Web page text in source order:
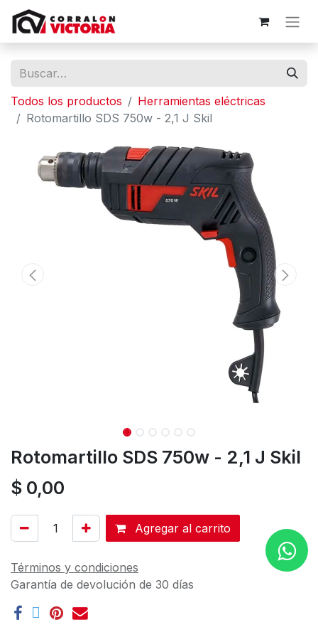
Todos los productos
Herramientas eléctricas
Rotomartillo SDS 750w - 2,1 J Skil
Rotomartillo SDS 750w - 2,1 J Skil
$ 0,00
Agregar al carrito
Términos y condiciones
Garantía de devolución de 30 días